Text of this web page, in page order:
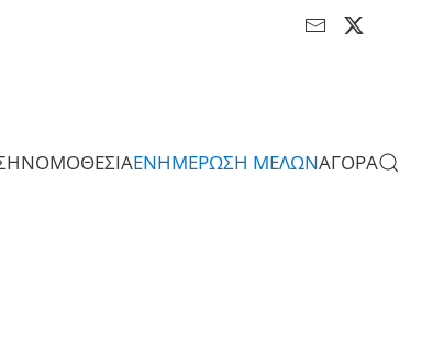
ΝΟΜΟΘΕΣΙΑΕΝΗΜΕΡΩΣΗ ΜΕΛΩΝΑΓΟΡΑ